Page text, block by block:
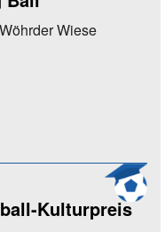
Wiese
Kulturpreis